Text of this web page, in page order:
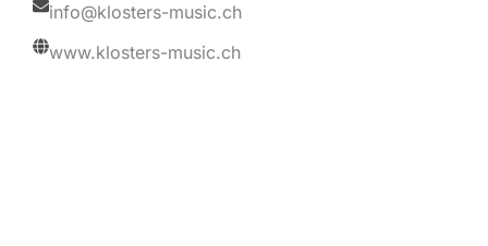
info@klosters-music.ch
www.klosters-music.ch